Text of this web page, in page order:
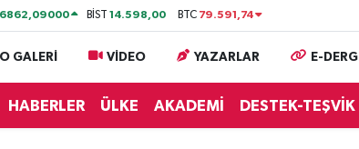
6862,09000 BİST14.598,00 BTC 79.591,74
GALERİ VİDEO YAZARLAR E-DERGİ
HABERLER ÜLKE AKADEMİ DESTEK-TEŞVİK